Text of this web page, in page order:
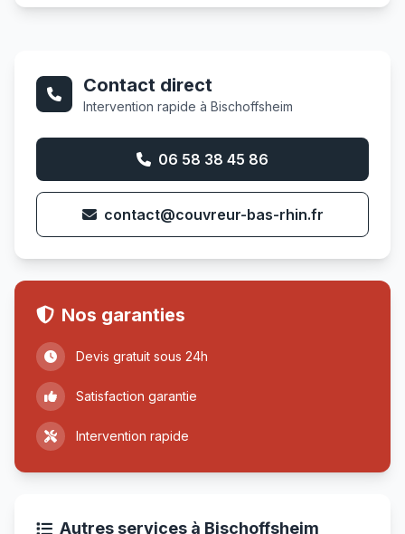
Contact direct
Intervention rapide à Bischoffsheim
06 58 38 45 86
contact@couvreur-bas-rhin.fr
Nos garanties
Devis gratuit sous 24h
Satisfaction garantie
Intervention rapide
Autres services à Bischoffsheim